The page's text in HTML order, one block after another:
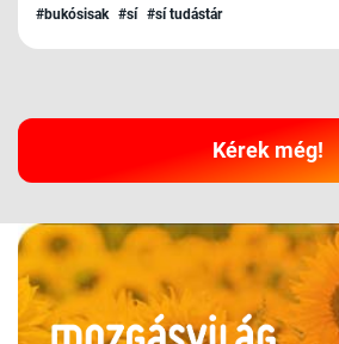
#bukósisak #sí #sí tudástár
Kérek még!